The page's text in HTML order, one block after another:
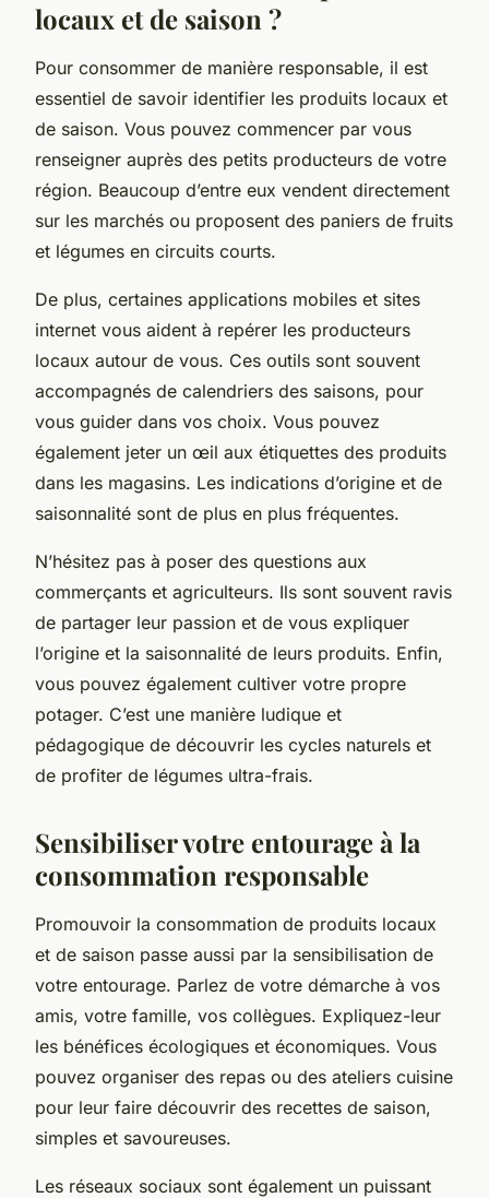
locaux et de saison ?
Pour consommer de manière responsable, il est
essentiel de savoir identifier les produits locaux et
de saison. Vous pouvez commencer par vous
renseigner auprès des petits producteurs de votre
région. Beaucoup d’entre eux vendent directement
sur les marchés ou proposent des paniers de fruits
et légumes en circuits courts.
De plus, certaines applications mobiles et sites
internet vous aident à repérer les producteurs
locaux autour de vous. Ces outils sont souvent
accompagnés de calendriers des saisons, pour
vous guider dans vos choix. Vous pouvez
également jeter un œil aux étiquettes des produits
dans les magasins. Les indications d’origine et de
saisonnalité sont de plus en plus fréquentes.
N’hésitez pas à poser des questions aux
commerçants et agriculteurs. Ils sont souvent ravis
de partager leur passion et de vous expliquer
l’origine et la saisonnalité de leurs produits. Enfin,
vous pouvez également cultiver votre propre
potager. C’est une manière ludique et
pédagogique de découvrir les cycles naturels et
de profiter de légumes ultra-frais.
Sensibiliser votre entourage à la
consommation responsable
Promouvoir la consommation de produits locaux
et de saison passe aussi par la sensibilisation de
votre entourage. Parlez de votre démarche à vos
amis, votre famille, vos collègues. Expliquez-leur
les bénéfices écologiques et économiques. Vous
pouvez organiser des repas ou des ateliers cuisine
pour leur faire découvrir des recettes de saison,
simples et savoureuses.
Les réseaux sociaux sont également un puissant